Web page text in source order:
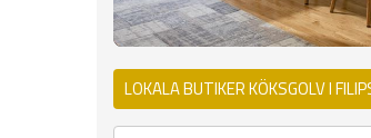
LOKALA BUTIKER KÖKSGOLV I